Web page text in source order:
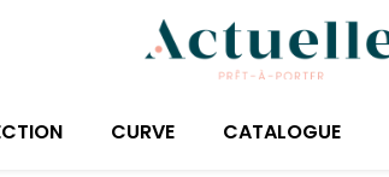
CURVE CATALOGUE